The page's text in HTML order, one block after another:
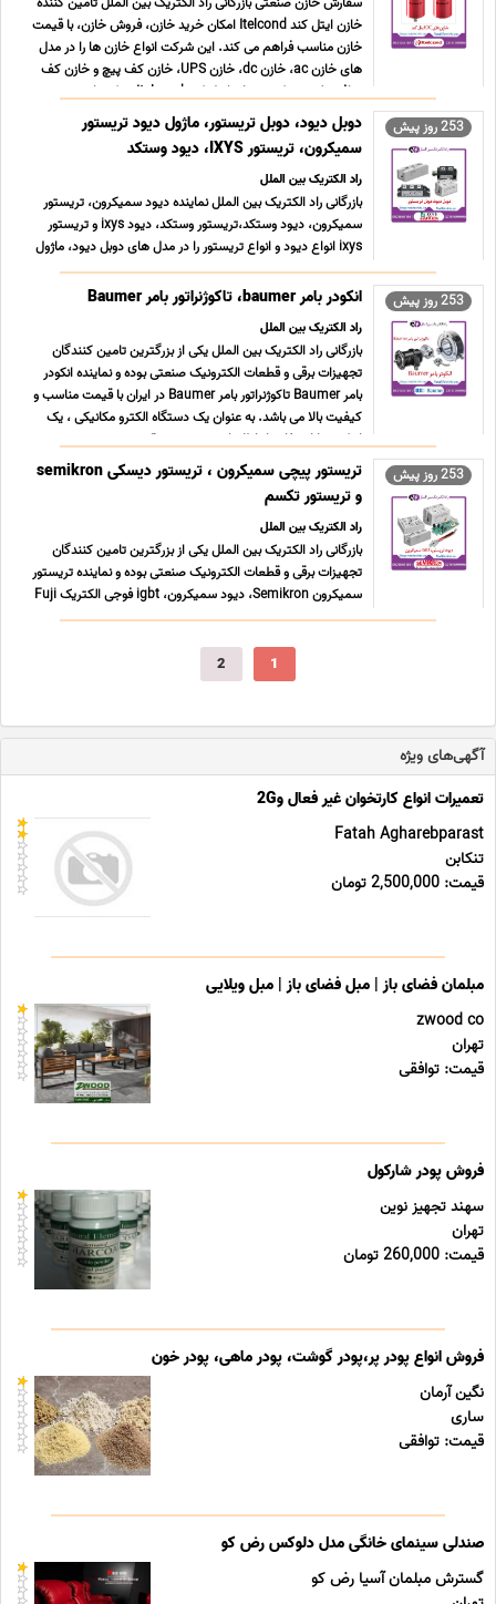
خازن ایتل کند Itelcond امکان خرید خازن، فروش خازن، با قیمت
خازن مناسب فراهم می کند. این شرکت انواع خازن ها را در مدل
های خازن ac، خازن dc، خازن UPS، خازن کف پیچ و خازن کف
صاف تولید می کند. درباره ایتل کند Itelcond شرکت ا ... ...
253 روز پیش
دوبل دیود، دوبل تریستور، ماژول دیود تریستور
سمیکرون، تریستور IXYS، دیود وستکد
راد الکتریک بین الملل
بازرگانی راد الکتریک بین الملل نماینده دیود سمیکرون، تریستور
سمیکرون، دیود وستکد،تریستور وستکد، دیود ixys و تریستور
ixys انواع دیود و انواع تریستور را در مدل های دوبل دیود، ماژول
دیود، دوبل تریستور،دیود فست، تریستور فست، ماژول تریستور،
دیود دوبل، تریستور دوبل، دیود تریستور، ماژول ... ...
253 روز پیش انکودر بامر baumer، تاکوژنراتور بامر Baumer
راد الکتریک بین الملل
بازرگانی راد الکتریک بین الملل یکی از بزرگترین تامین کنندگان
تجهیزات برقی و قطعات الکترونیک صنعتی بوده و نماینده انکودر
بامر Baumer تاکوژنراتور بامر Baumer در ایران با قیمت مناسب و
کیفیت بالا می باشد. به عنوان یک دستگاه الکترو مکانیکی ، یک
اینکودر با استفاده از اطلاعاتی همچون موق ... ...
253 روز پیش
تریستور پیچی سمیکرون ، تریستور دیسکی semikron
و تریستور تکسم
راد الکتریک بین الملل
بازرگانی راد الکتریک بین الملل یکی از بزرگترین تامین کنندگان
تجهیزات برقی و قطعات الکترونیک صنعتی بوده و نماینده تریستور
سمیکرون Semikron، دیود سمیکرون، igbt فوجی الکتریک Fuji
1
2
آگهی‌های ویژه
تعمیرات انواع کارتخوان غیر فعال و2G
Fatah Agharebparast
تنکابن
قیمت: 2,500,000 تومان
مبلمان فضای باز | مبل فضای باز | مبل ویلایی
zwood co
تهران
قیمت: توافقی
فروش پودر شارکول
سهند تجهیز نوین
تهران
قیمت: 260,000 تومان
فروش انواع پودر پر،پودر گوشت، پودر ماهی، پودر خون
نگین آرمان
ساری
قیمت: توافقی
صندلی سینمای خانگی مدل دلوکس رض کو
گسترش مبلمان آسیا رض کو